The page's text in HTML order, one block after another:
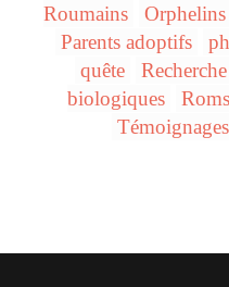
Roumains
Orphelins
Parents adoptifs
quête
Recherche
biologiques
Roms
Témoignages